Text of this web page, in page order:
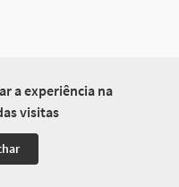
a experiência na
visitas